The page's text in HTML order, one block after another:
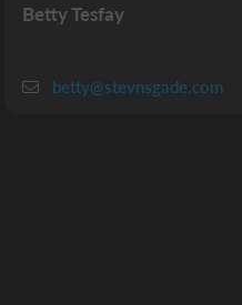
Betty Tesfay
betty@stevnsgade.com